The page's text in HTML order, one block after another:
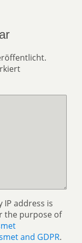
IP address is
the purpose of
and GDPR.